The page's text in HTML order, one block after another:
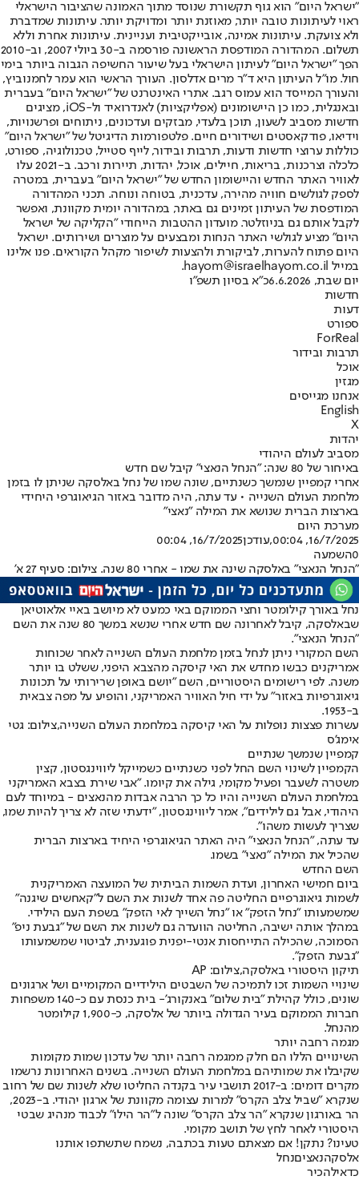
"ישראל היום" הוא גוף תקשורת שנוסד מתוך האמונה שהציבור הישראלי
ראוי לעיתונות טובה יותר, מאוזנת יותר ומדויקת יותר. עיתונות שמדברת
ולא צועקת. עיתונות אמינה, אובייקטיבית ועניינית. עיתונות אחרת וללא
תשלום. המהדורה המודפסת הראשונה פורסמה ב-30 ביולי 2007, וב-2010
הפך "ישראל היום" לעיתון הישראלי בעל שיעור החשיפה הגבוה ביותר בימי
חול. מו"ל העיתון היא ד"ר מרים אדלסון. העורך הראשי הוא עמר לחמנוביץ,
והעורך המייסד הוא עמוס רגב. אתרי האינטרנט של "ישראל היום" בעברית
ובאנגלית, כמו כן היישומונים (אפליקציות) לאנדרואיד ול-iOS, מציגים
חדשות מסביב לשעון, תוכן בלעדי, מבזקים ועדכונים, ניתוחים ופרשנויות,
וידיאו, פודקאסטים ושידורים חיים. פלטפורמות הדיגיטל של "ישראל היום"
כוללות ערוצי חדשות ודעות, תרבות ובידור, לייף סטייל, טכנולוגיה, ספורט,
כלכלה וצרכנות, בריאות, חיילים, אוכל, יהדות, תיירות ורכב. ב-2021 עלו
לאוויר האתר החדש והיישומון החדש של "ישראל היום" בעברית, במטרה
לספק לגולשים חוויה מהירה, עדכנית, בטוחה ונוחה. תכני המהדורה
המודפסת של העיתון זמינים גם באתר, במהדורה יומית מקוונת, ואפשר
לקבל אותם גם בניוזלטר. מועדון ההטבות הייחודי "הקליקה של ישראל
היום" מציע לגולשי האתר הנחות ומבצעים על מוצרים ושירותים. ישראל
היום פתוח להערות, לביקורת ולהצעות לשיפור מקהל הקוראים. פנו אלינו
במייל hayom@israelhayom.co.il.
יום שבת, 6.6.2026
כ"א בסיון תשפ"ו
חדשות
דעות
ספורט
ForReal
תרבות ובידור
אוכל
מגזין
אנחנו מגייסים
English
X
יהדות
מסביב לעולם היהודי
באיחור של 80 שנה: "הנחל הנאצי" קיבל שם חדש
אחרי קמפיין שנמשך כשנתיים, שונה שמו של נחל באלסקה שניתן לו בזמן
מלחמת העולם השנייה • עד עתה, היה מדובר באזור הגיאוגרפי היחידי
בארצות הברית שנושא את המילה "נאצי"
מערכת היום
16/7/2025, 00:04
,עודכן16/7/2025, 00:04
0השמעה
"הנחל הנאצי" באלסקה שינה את שמו - אחרי 80 שנה. צילום: סעיף 27 א'
נחל באורך קילומטר וחצי הממוקם באי כמעט לא מיושב באיי אלאוטיאן
שבאלסקה, קיבל לאחרונה שם חדש אחרי שנשא במשך 80 שנה את השם
"הנחל הנאצי".
השם המקורי ניתן לנחל בזמן מלחמת העולם השנייה לאחר שכוחות
אמריקנים כבשו מחדש את האי קיסקה מהצבא היפני, ששלט בו יותר
משנה. לפי רישומים היסטוריים, השם "יושם באופן שרירותי על תכונות
גיאוגרפיות באזור" על ידי חיל האוויר האמריקני, והופיע על מפה צבאית
ב-1953.
עשרות פצצות נופלות על האי קיסקה במלחמת העולם השנייה,צילום: גטי
אימג'ס
קמפיין שנמשך שנתיים
הקמפיין לשינוי השם החל לפני כשנתיים כשמייקל ליווינגסטון, קצין
משטרה לשעבר ופעיל מקומי, גילה את קיומו. "אבי שירת בצבא האמריקני
במלחמת העולם השנייה והיו כל כך הרבה אבדות מהנאצים - במיוחד לעם
היהודי, אבל גם לילידים", אמר ליווינגסטון, "ידעתי שזה לא צריך להיות שמו,
שצריך לעשות משהו".
עד עתה, "הנחל הנאצי" היה האתר הגיאוגרפי היחיד בארצות הברית
שהכיל את המילה "נאצי" בשמו.
השם החדש
ביום חמישי האחרון, ועדת השמות הביתית של המועצה האמריקנית
לשמות גיאוגרפיים החליטה פה אחד לשנות את השם ל"קאחשים שיגנה"
שמשמעותו "נחל הזפק" או "נחל השייך לאי הזפק" בשפת העם הילידי.
במהלך אותה ישיבה, החליטה הוועדה גם לשנות את השם של "גבעת ניפ"
הסמוכה, שהכילה התייחסות אנטי-יפנית פוגענית, לביטוי שמשמעותו
"גבעת הזפק".
תיקון היסטורי באלסקה,צילום: AP
שינויי השמות זכו לתמיכה של השבטים הילידיים המקומיים ושל ארגונים
שונים, כולל קהילת "בית שלום" באנקורג'- בית כנסת עם כ-140 משפחות
חברות הממוקם בעיר הגדולה ביותר של אלסקה, כ-1,900 קילומטר
מהנחל.
מגמה רחבה יותר
השינויים הללו הם חלק ממגמה רחבה יותר של עדכון שמות מקומות
שקיבלו את שמותיהם במלחמת העולם השנייה. בשנים האחרונות נרשמו
מקרים דומים: ב-2017 תושבי עיר בקנדה החליטו שלא לשנות שם של רחוב
שנקרא "שביל צלב הקרס" למרות עצומה מקוונת של ארגון יהודי. ב-2023,
הר באורגון שנקרא "הר צלב הקרס" שונה ל"הר הילו" לכבוד מנהיג שבטי
היסטורי לאחר לחץ של תושב מקומי.
טעינו? נתקן! אם מצאתם טעות בכתבה, נשמח שתשתפו אותנו
אלסקהנאציםנחל
כדאילהכיר